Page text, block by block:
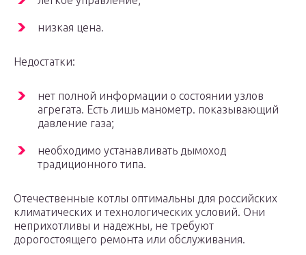
низкая цена.
Недостатки:
нет полной информации о состоянии узлов
агрегата. Есть лишь манометр. показывающий
давление газа;
необходимо устанавливать дымоход
традиционного типа.
Отечественные котлы оптимальны для российских
климатических и технологических условий. Они
неприхотливы и надежны, не требуют
дорогостоящего ремонта или обслуживания.